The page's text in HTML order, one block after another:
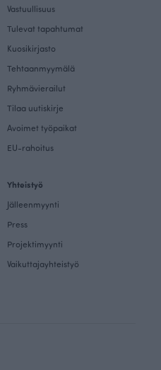
Vastuullisuus
Tulevat tapahtumat
Kuosikirjasto
Tehtaanmyymälä
Ryhmävierailut
Tilaa uutiskirje
Avoimet työpaikat
EU-rahoitus
Yhteistyö
Jälleenmyynti
Press
Projektimyynti
Vaikuttajayhteistyö